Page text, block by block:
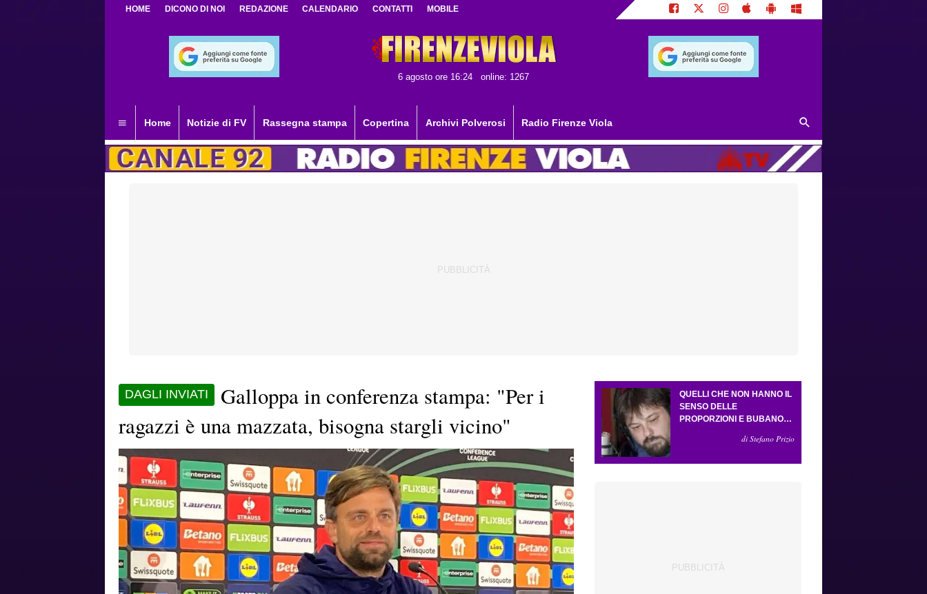
HOME DICONO DI NOI REDAZIONE CALENDARIO CONTATTI MOBILE
6 agosto ore 16:24 online: 1267
Home Notizie di FV Rassegna stampa Copertina Archivi Polverosi Radio Firenze Viola
DAGLI INVIATI
Galloppa in conferenza stampa: "Per i
ragazzi è una mazzata, bisogna stargli vicino"
QUELLI CHE NON HANNO IL
SENSO DELLE
PROPORZIONI E BUBANO
di Stefano Prizio